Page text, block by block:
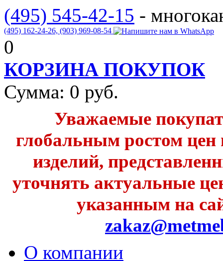
(495) 545-42-15 -
(495) 162-24-26, (903) 969-08-54
0
КОРЗИНА ПОКУПОК
Сумма: 0 руб.
Уважаемые
глобальным ростом
изделий,
уточнять актуальные
указанным на
О компании